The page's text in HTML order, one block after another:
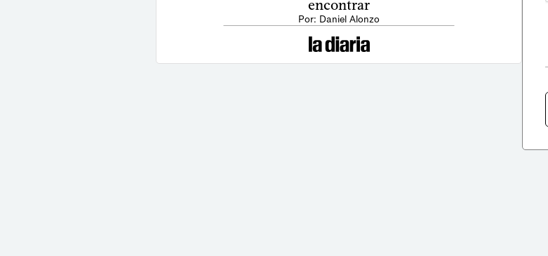
encontrar
Por: Daniel Alonzo